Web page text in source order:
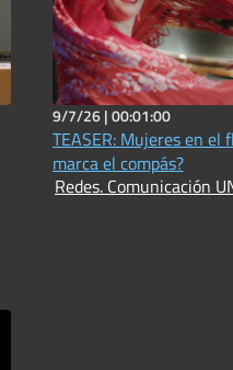
9/7/26 |00:01:00
TEASER: Mujeres en el
marca el compás?
Redes. Comunicación